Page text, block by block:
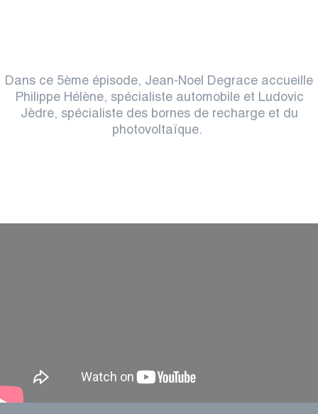
Dans ce 5ème épisode, Jean-Noel Degrace accueille
Philippe Hélène, spécialiste automobile et Ludovic
Jèdre, spécialiste des bornes de recharge et du
photovoltaïque.